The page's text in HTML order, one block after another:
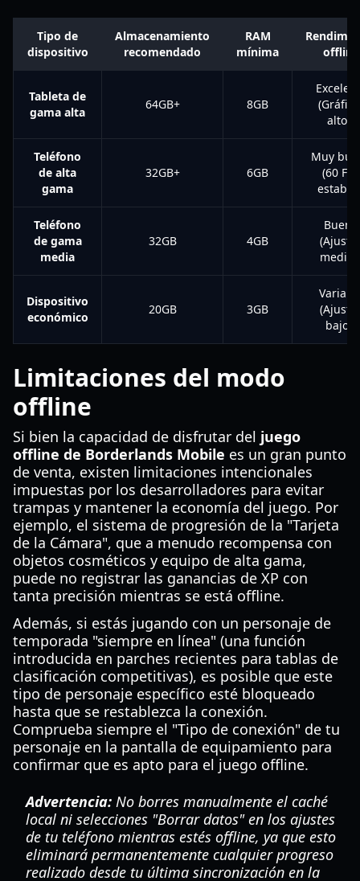
Tipo de
dispositivo
Almacenamiento
recomendado
RAM
mínima
offline
Tableta de
gama alta
64GB+ 8GB
altos)
Teléfono
de alta
gama
32GB+ 6GB
Muy
(60 FPS
Teléfono
de gama
media
32GB 4GB
Bueno
Dispositivo
económico
20GB 3GB
bajos)
Limitaciones del modo
offline
Si bien la capacidad de disfrutar del juego
offline de Borderlands Mobile es un gran punto
de venta, existen limitaciones intencionales
impuestas por los desarrolladores para evitar
trampas y mantener la economía del juego. Por
ejemplo, el sistema de progresión de la "Tarjeta
de la Cámara", que a menudo recompensa con
objetos cosméticos y equipo de alta gama,
puede no registrar las ganancias de XP con
tanta precisión mientras se está offline.
Además, si estás jugando con un personaje de
temporada "siempre en línea" (una función
introducida en parches recientes para tablas de
clasificación competitivas), es posible que este
tipo de personaje específico esté bloqueado
hasta que se restablezca la conexión.
Comprueba siempre el "Tipo de conexión" de tu
personaje en la pantalla de equipamiento para
confirmar que es apto para el juego offline.
Advertencia: No borres manualmente el caché
local ni selecciones "Borrar datos" en los ajustes
de tu teléfono mientras estés offline, ya que esto
eliminará permanentemente cualquier progreso
realizado desde tu última sincronización en la